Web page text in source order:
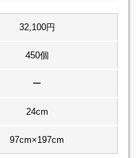
32,100円
450個
ー
24cm
97cm×197cm